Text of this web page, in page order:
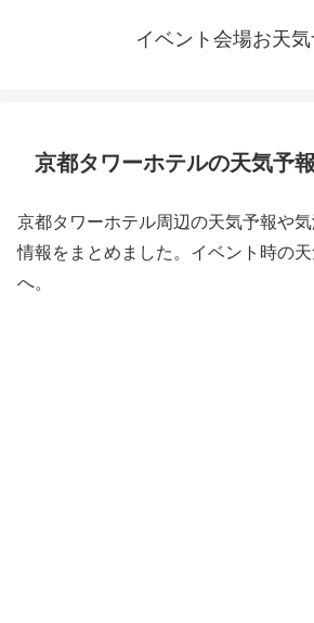
イベント会場お天
京都タワーホテルの天気予
京都タワーホテル周辺の天気予報や
情報をまとめました。イベント時の
へ。